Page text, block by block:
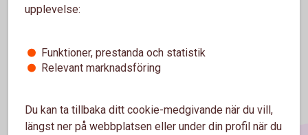
upplevelse:
Funktioner, prestanda och statistik
Relevant marknadsföring
Du kan ta tillbaka ditt cookie-medgivande när du vill,
längst ner på webbplatsen eller under din profil när du